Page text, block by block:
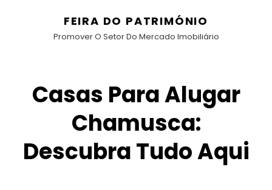
FEIRA DO PATRIMÓNIO
Promover O Setor Do Mercado Imobiliário
Casas Para Alugar
Chamusca:
Descubra Tudo Aqui